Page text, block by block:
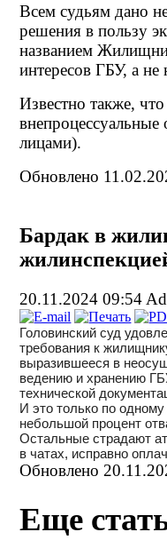
Всем судьям дано
решения в пользу
названием
интересов ГБУ, а не
Известно также,
лицами).
Обновлено
Бардак в
20.11.2024 09:54
Головинский суд
требования к
выразившееся в
ведению и хранению
технической
И это только по
небольшой процент
Остальные страдают
в чатах, исправно
Обновлено
Еще